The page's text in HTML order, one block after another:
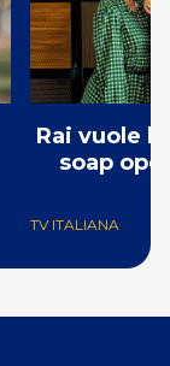
Rai vuole
soap
TV ITALIANA